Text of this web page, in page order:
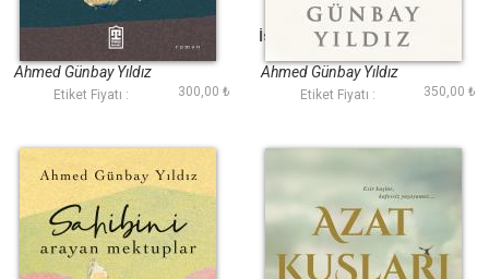
Afedersin Hayat
Ahmed Günbay Yıldız
Etiket Fiyatı : 300,00 ₺
İstanbul Yüzlü Kadın
Ahmed Günbay Yıldız
Etiket Fiyatı : 350,00 ₺